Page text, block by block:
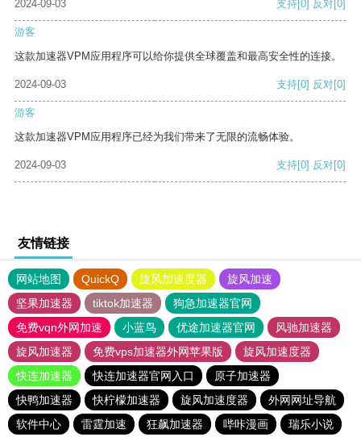
2024-09-03 支持[0] 反对[0]
游客
这款加速器VPM应用程序可以给你提供全球覆盖和最高安全性的连接。
2024-09-03 支持[0] 反对[0]
游客
这款加速器VPM应用程序已经为我们带来了无限的流畅体验。
2024-09-03 支持[0] 反对[0]
友情链接
网站地图 QuickQ 旋风加速度器
旋风加速
坚果加速器
tiktok加速器
狗急加速器官网
免费vqn外网加速
小蓝鸟 优途加速器官网
风驰加速器
旋风加速器
免费vps加速器外网苹果版
旋风加速度器
快连加速器
快连加速器官网入口
原子加速器
快鸭加速器
快柠檬加速器 旋风加速度器
外网网址导航
软件中心
雷霆加速 狂飙加速器 哔咔漫画 瑞乐小说